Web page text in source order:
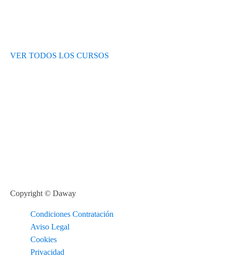
VER TODOS LOS CURSOS
Copyright © Daway
Condiciones Contratación
Aviso Legal
Cookies
Privacidad